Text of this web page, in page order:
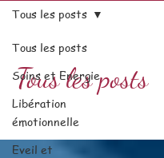
Tous les posts
Soins et Energie
Libération
émotionnelle
Eveil et
Tous les posts
Tous les posts